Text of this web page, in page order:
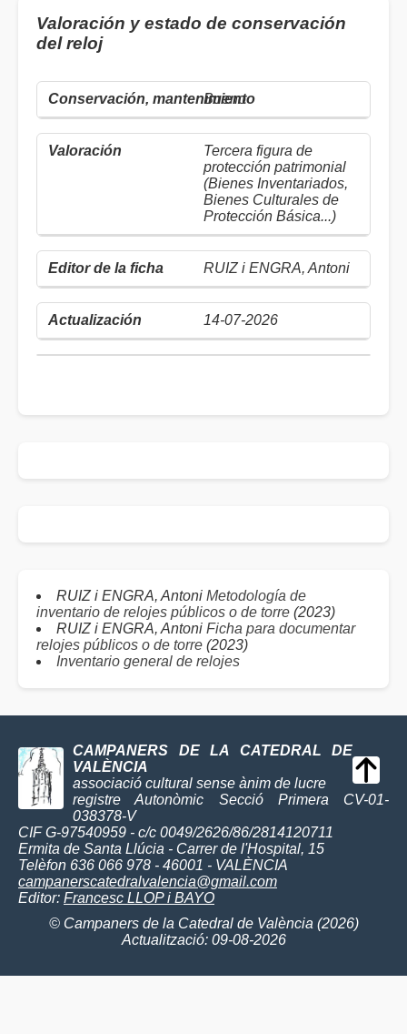
Valoración y estado de conservación
del reloj
Bueno
Tercera figura de
protección patrimonial
(Bienes Inventariados,
Bienes Culturales de
Protección Básica...)
RUIZ i ENGRA, Antoni
14-07-2026
RUIZ i ENGRA, Antoni Metodología de
inventario de relojes públicos o de torre (2023)
RUIZ i ENGRA, Antoni Ficha para documentar
relojes públicos o de torre (2023)
Inventario general de relojes
CAMPANERS DE LA CATEDRAL DE
VALÈNCIA
associació cultural sense ànim de lucre
registre Autonòmic Secció Primera CV-01-
038378-V
CIF G-97540959 - c/c 0049/2626/86/2814120711
Ermita de Santa Llúcia - Carrer de l'Hospital, 15
Telèfon 636 066 978 - 46001 - VALÈNCIA
campanerscatedralvalencia@gmail.com
Editor: Francesc LLOP i BAYO
© Campaners de la Catedral de València (2026)
Actualització: 09-08-2026